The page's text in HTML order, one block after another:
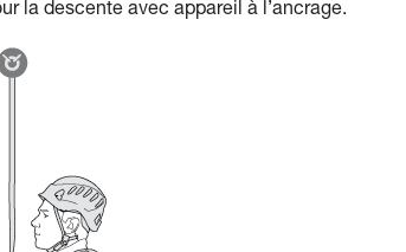
la descente avec appareil à l’ancrage.